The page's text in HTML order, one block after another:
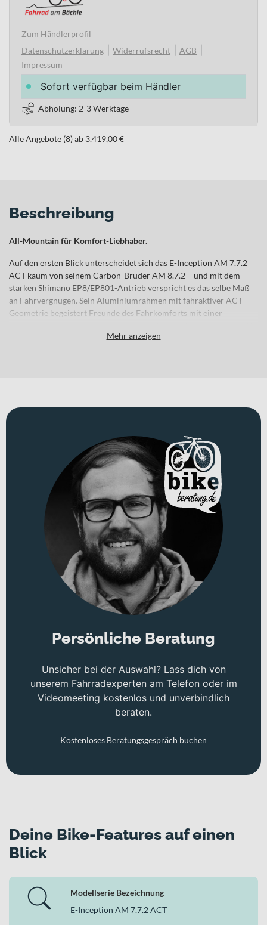
Zum Händlerprofil
Datenschutzerklärung
Widerrufsrecht AGB
Impressum
Sofort verfügbar beim Händler
Abholung: 2-3 Werktage
Alle Angebote (8) ab 3.419,00 €
Beschreibung
All-Mountain für Komfort-Liebhaber.
Auf den ersten Blick unterscheidet sich das E-Inception AM 7.7.2
ACT kaum von seinem Carbon-Bruder AM 8.7.2 – und mit dem
starken Shimano EP8/EP801-Antrieb verspricht es das selbe Maß
an Fahrvergnügen. Sein Aluminiumrahmen mit fahraktiver ACT-
Geometrie begeistert Freunde des Fahrkomforts mit einer
Wh Energiegehalt im Akku stecken, steht langen und längsten
Active-Geometrie
Shimano EP801 Drive Unit und langlebiger Shimano Deore
XT-Antrieb mit Linkglide-Technologie
USB-C Smartphone-Ladebuchse am Oberrohr & 110 Lux-
Scheinwerfer
Mehr anzeigen
Persönliche Beratung
Unsicher bei der Auswahl? Lass dich von
unserem Fahrradexperten am Telefon oder im
Videomeeting kostenlos und unverbindlich
beraten.
Kostenloses Beratungsgespräch buchen
Deine Bike-Features auf einen
Blick
Modellserie Bezeichnung
E-Inception AM 7.7.2 ACT